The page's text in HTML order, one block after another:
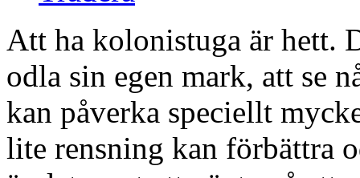
Att ha kolonistuga är hett.
odla sin egen mark, att se
kan påverka speciellt
lite rensning kan förbättra